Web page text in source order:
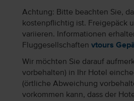
Achtung: Bitte beachten Sie,
kostenpflichtig ist. Freigepäck
variieren. Informationen
Fluggesellschaften vtours
Wir möchten Sie darauf
vorbehalten) in Ihr Hotel
(örtliche Abweichung
vorkommen kann, dass der